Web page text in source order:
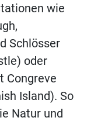
wie
Schlösser
oder
Congreve
Island). So
Natur und